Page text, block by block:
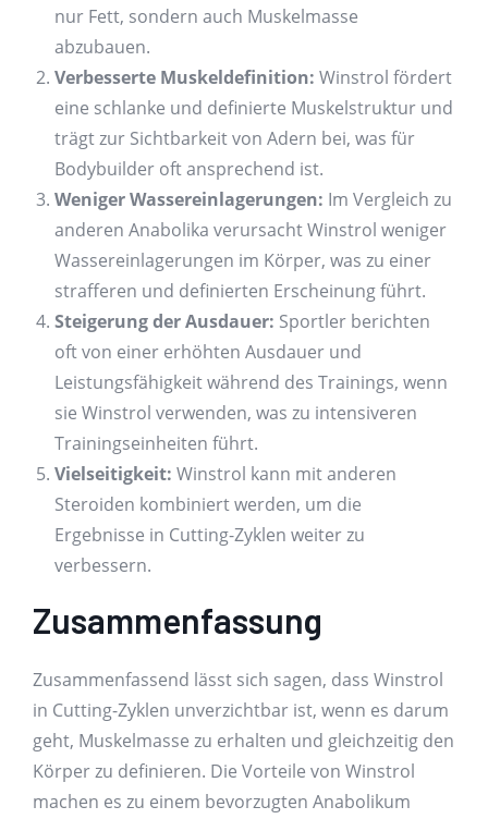
nur Fett, sondern auch Muskelmasse
abzubauen.
Verbesserte Muskeldefinition: Winstrol fördert
eine schlanke und definierte Muskelstruktur und
trägt zur Sichtbarkeit von Adern bei, was für
Bodybuilder oft ansprechend ist.
Weniger Wassereinlagerungen: Im Vergleich zu
anderen Anabolika verursacht Winstrol weniger
Wassereinlagerungen im Körper, was zu einer
strafferen und definierten Erscheinung führt.
Steigerung der Ausdauer: Sportler berichten
oft von einer erhöhten Ausdauer und
Leistungsfähigkeit während des Trainings, wenn
sie Winstrol verwenden, was zu intensiveren
Trainingseinheiten führt.
Vielseitigkeit: Winstrol kann mit anderen
Steroiden kombiniert werden, um die
Ergebnisse in Cutting-Zyklen weiter zu
verbessern.
Zusammenfassung
Zusammenfassend lässt sich sagen, dass Winstrol
in Cutting-Zyklen unverzichtbar ist, wenn es darum
geht, Muskelmasse zu erhalten und gleichzeitig den
Körper zu definieren. Die Vorteile von Winstrol
machen es zu einem bevorzugten Anabolikum